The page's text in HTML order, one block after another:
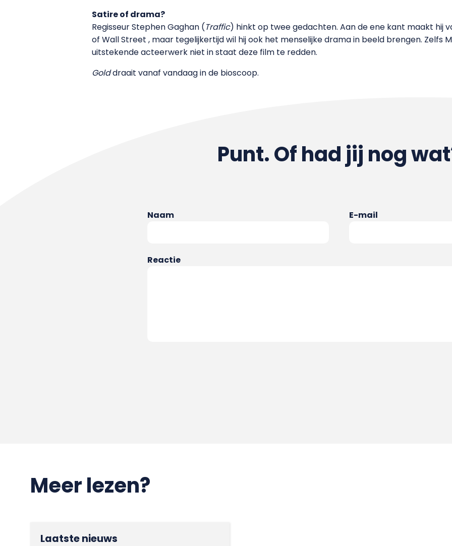
Satire of drama?
Regisseur Stephen Gaghan (Traffic) hinkt op twee gedachten. Aan de ene kant maakt hij
of Wall Street , maar tegelijkertijd wil hij ook het menselijke drama in beeld brengen. Zelfs
uitstekende acteerwerk niet in staat deze film te redden.
Golddraait vanaf vandaag in de bioscoop.
Punt. Of had jij nog
Naam E-mail
Reactie
Meer lezen?
Laatste nieuws